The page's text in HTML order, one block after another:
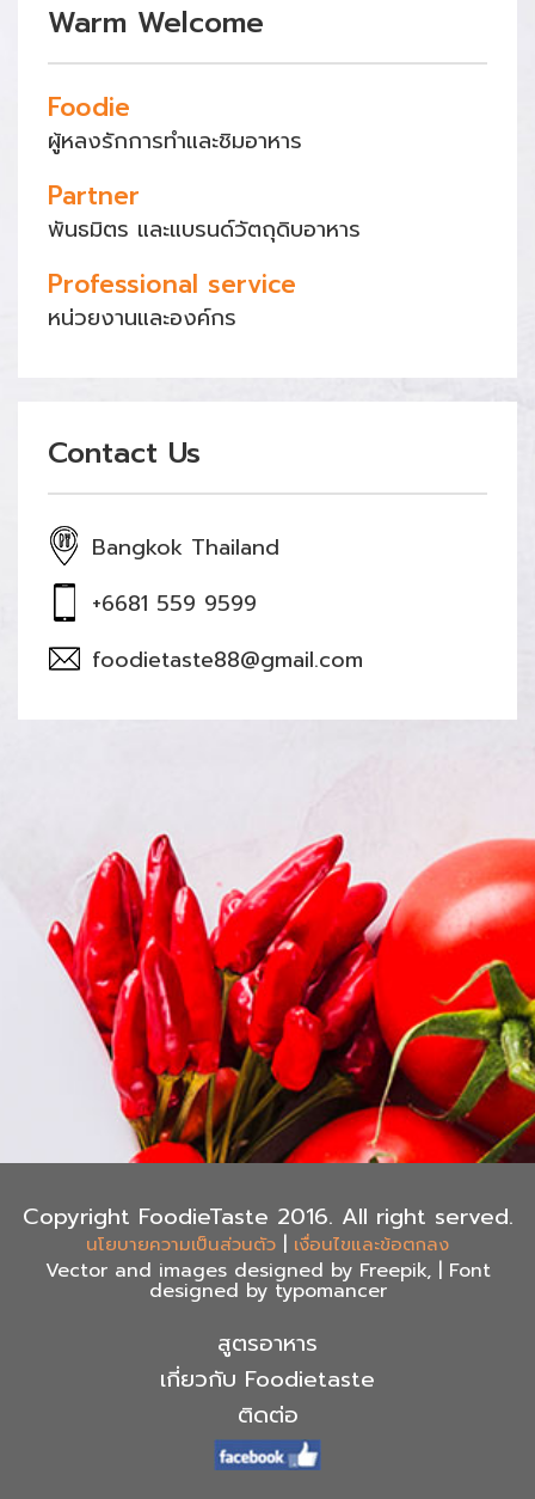
Warm Welcome
Foodie
ผู้หลงรักการทำและชิมอาหาร
Partner
พันธมิตร และแบรนด์วัตถุดิบอาหาร
Professional service
หน่วยงานและองค์กร
Contact Us
Bangkok Thailand
+6681 559 9599
foodietaste88@gmail.com
Copyright FoodieTaste 2016. All right served.
นโยบายความเป็นส่วนตัว | เงื่อนไขและข้อตกลง
Vector and images designed by Freepik, | Font
designed by typomancer
สูตรอาหาร
เกี่ยวกับ Foodietaste
ติดต่อ